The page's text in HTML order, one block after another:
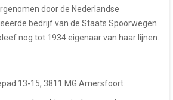
door de Nederlandse
bedrijf van de Staats Spoorwegen
nog tot 1934 eigenaar van haar lijnen.
13-15, 3811 MG Amersfoort